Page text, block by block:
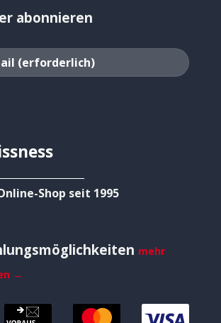
abonnieren
Shop seit 1995
mehr
→